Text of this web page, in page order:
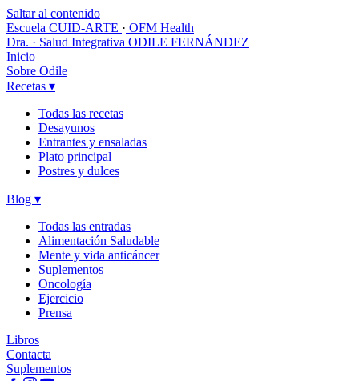
Saltar al contenido
Escuela CUID-ARTE · OFM Health
Dra. · Salud Integrativa ODILE FERNÁNDEZ
Inicio
Sobre Odile
Recetas ▾
Todas las recetas
Desayunos
Entrantes y ensaladas
Plato principal
Postres y dulces
Blog ▾
Todas las entradas
Alimentación Saludable
Mente y vida anticáncer
Suplementos
Oncología
Ejercicio
Prensa
Libros
Contacta
Suplementos